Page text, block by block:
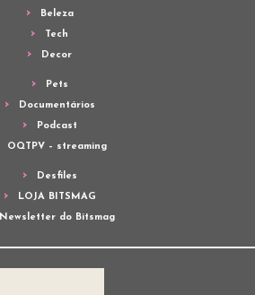
Beleza
Tech
Decor
Pets
Documentários
Podcast
OQTPV – streaming
Desfiles
LOJA BITSMAG
Newsletter do Bitsmag